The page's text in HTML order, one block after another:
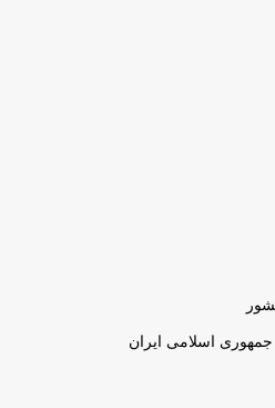
اسلامی ایران